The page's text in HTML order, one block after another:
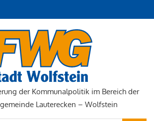
der Kommunalpolitik im Bereich der
Lauterecken – Wolfstein